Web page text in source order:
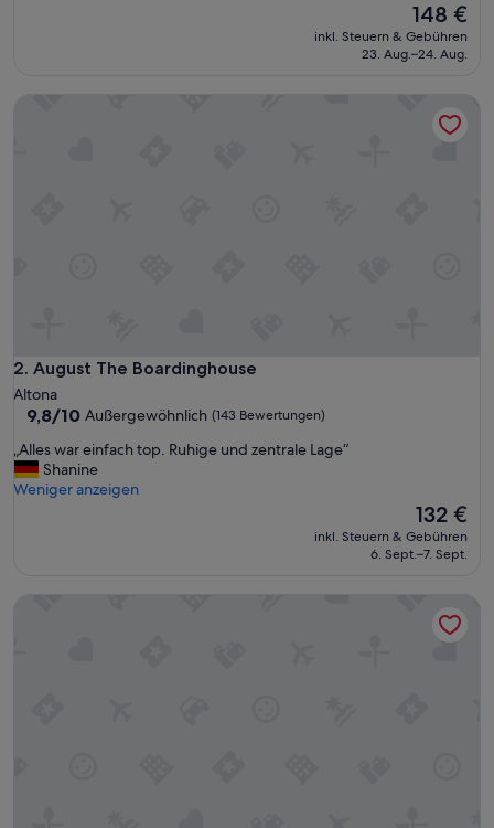
Der
Preis
beträgt
148 €
inkl. Steuern & Gebühren
23. Aug.–24. Aug.
2. August The Boardinghouse
August The Boardinghouse
Altona
9.8
10,
Außergewöhnlich,
(143
9,8/10 Außergewöhnlich (143 Bewertungen)
„
A
l
„Alles war einfach top. Ruhige und zentrale Lage“
Shanine
Weniger anzeigen
Der
Preis
beträgt
132 €
inkl. Steuern & Gebühren
6. Sept.–7. Sept.